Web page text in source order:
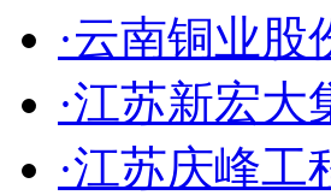
·云南铜业股
·江苏新宏
·江苏庆峰工